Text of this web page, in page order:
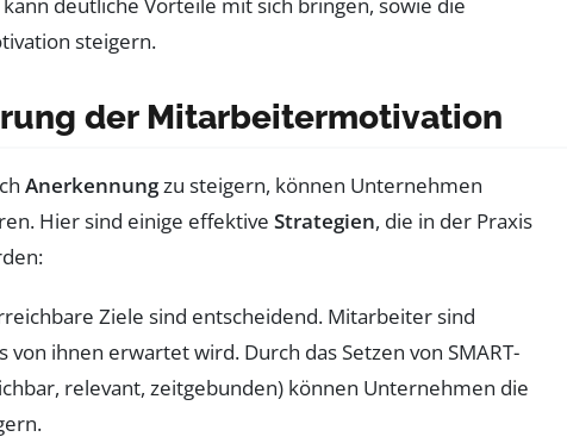
steigern.
der Mitarbeitermotivation
Anerkennungzu steigern, können Unternehmen
Hier sind einige effektive Strategien, die in der Praxis
Ziele sind entscheidend. Mitarbeiter sind
ihnen erwartet wird. Durch das Setzen von SMART-
relevant, zeitgebunden) können Unternehmen die